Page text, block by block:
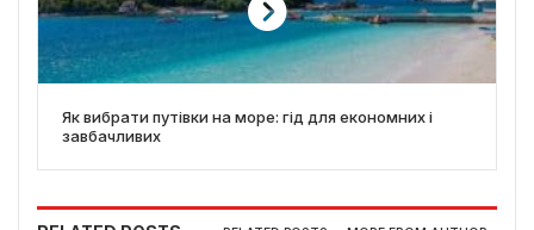
Як вибрати путівки на море: гід для економних і
завбачливих